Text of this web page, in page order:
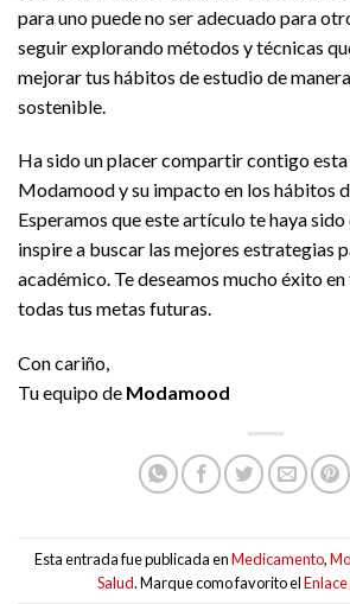
para uno puede no ser adecuado para
seguir explorando métodos y técnicas
mejorar tus hábitos de estudio de
sostenible.
Ha sido un placer compartir contigo
Modamood y su impacto en los hábitos
Esperamos que este artículo te haya
inspire a buscar las mejores estrategias
académico. Te deseamos mucho éxito
todas tus metas futuras.
Con cariño,
Tu equipo de Modamood
Esta entrada fue publicada enMedicamento,
Salud. Marque como favorito el